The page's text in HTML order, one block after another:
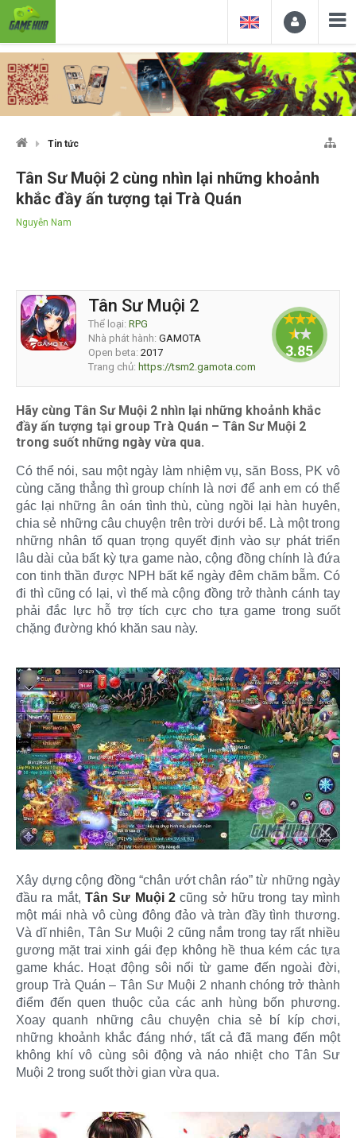
Tin tức
Tân Sư Muội 2 cùng nhìn lại những khoảnh
khắc đầy ấn tượng tại Trà Quán
Nguyễn Nam
Tân Sư Muội 2
Thể loại: RPG
Nhà phát hành: GAMOTA
Open beta: 2017
Trang chủ: https://tsm2.gamota.com
3.85714
Hãy cùng Tân Sư Muội 2 nhìn lại những khoảnh khắc
đầy ấn tượng tại group Trà Quán – Tân Sư Muội 2
trong suốt những ngày vừa qua.
Có thể nói, sau một ngày làm nhiệm vụ, săn Boss, PK vô
cùng căng thẳng thì group chính là nơi để anh em có thể
gác lại những ân oán tình thù, cùng ngồi lại hàn huyên,
chia sẻ những câu chuyện trên trời dưới bể. Là một trong
những nhân tố quan trọng quyết định vào sự phát triển
lâu dài của bất kỳ tựa game nào, cộng đồng chính là đứa
con tinh thần được NPH bất kể ngày đêm chăm bẵm. Có
đi thì cũng có lại, vì thế mà cộng đồng trở thành cánh tay
phải đắc lực hỗ trợ tích cực cho tựa game trong suốt
chặng đường khó khăn sau này.
Xây dựng cộng đồng “chân ướt chân ráo” từ những ngày
đầu ra mắt, Tân Sư Muội 2 cũng sở hữu trong tay mình
một mái nhà vô cùng đông đảo và tràn đầy tình thương.
Và dĩ nhiên, Tân Sư Muội 2 cũng nắm trong tay rất nhiều
gương mặt trai xinh gái đẹp không hề thua kém các tựa
game khác. Hoạt động sôi nổi từ game đến ngoài đời,
group Trà Quán – Tân Sư Muội 2 nhanh chóng trở thành
điểm đến quen thuộc của các anh hùng bốn phương.
Xoay quanh những câu chuyện chia sẻ bí kíp chơi,
những khoảnh khắc đáng nhớ, tất cả đã mang đến một
không khí vô cùng sôi động và náo nhiệt cho Tân Sư
Muội 2 trong suốt thời gian vừa qua.